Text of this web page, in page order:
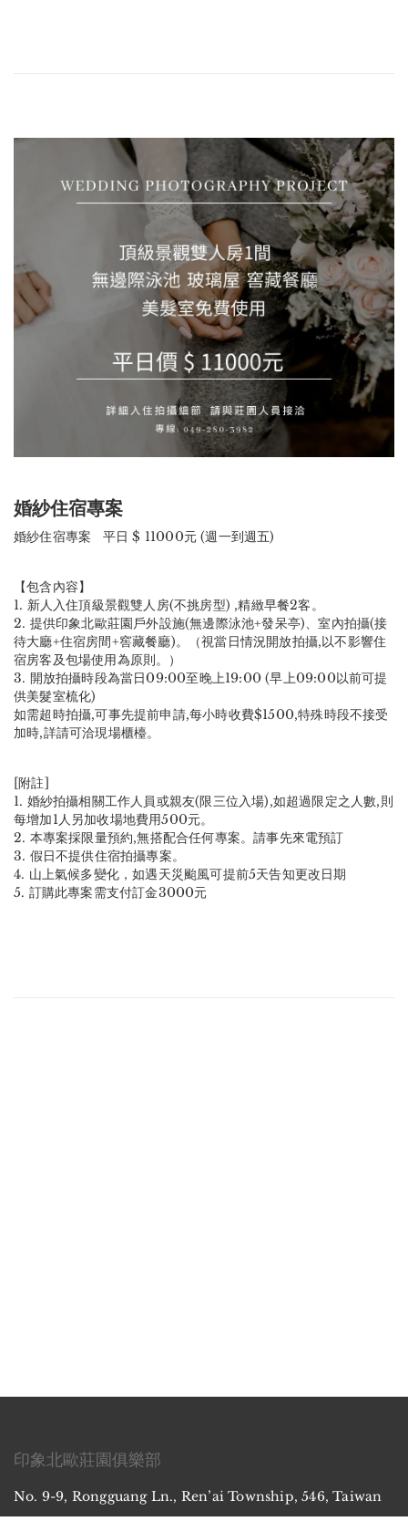
婚紗住宿專案
婚紗住宿專案 平日 $ 11000元 (週一到週五)
【包含內容】
1. 新人入住頂級景觀雙人房(不挑房型) ,精緻早餐2客。
2. 提供印象北歐莊園戶外設施(無邊際泳池+發呆亭)、室內拍攝(接
待大廳+住宿房間+窖藏餐廳)。（視當日情況開放拍攝,以不影響住
宿房客及包場使用為原則。）
3. 開放拍攝時段為當日09:00至晚上19:00 (早上09:00以前可提
供美髮室梳化)
如需超時拍攝,可事先提前申請,每小時收費$1500,特殊時段不接受
加時,詳請可洽現場櫃檯。
[附註]
1. 婚紗拍攝相關工作人員或親友(限三位入場),如超過限定之人數,則
每增加1人另加收場地費用500元。
2. 本專案採限量預約,無搭配合任何專案。請事先來電預訂
3. 假日不提供住宿拍攝專案。
4. 山上氣候多變化，如遇天災颱風可提前5天告知更改日期
5. 訂購此專案需支付訂金3000元
印象北歐莊園俱樂部
No. 9-9, Rongguang Ln., Ren’ai Township, 546, Taiwan